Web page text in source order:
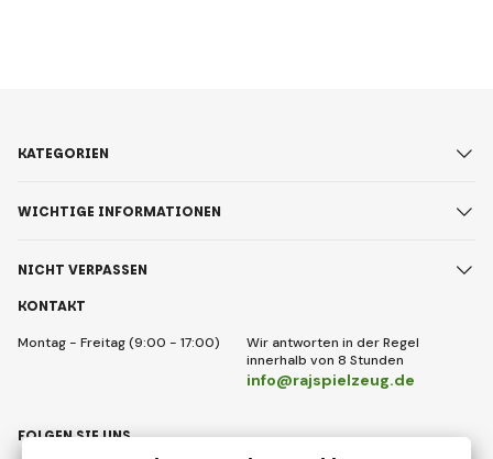
KONTAKT
Montag - Freitag (9:00 - 17:00)
Wir antworten in der Regel
innerhalb von 8 Stunden
info@rajspielzeug.de
KATEGORIEN
WICHTIGE INFORMATIONEN
NICHT VERPASSEN
FOLGEN SIE UNS